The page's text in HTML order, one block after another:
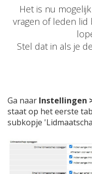
Het is nu
vragen of leden lid
Stel dat in als je
Ga naar Instellingen
staat op het eerste
subkopje